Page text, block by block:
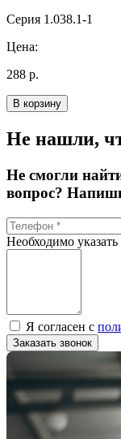
Серия 1.038.1-1
Цена:
288 р.
В корзину
Не нашли,
Не смогли
вопрос?
Необходимо указать
Я согласен с
Заказать звонок